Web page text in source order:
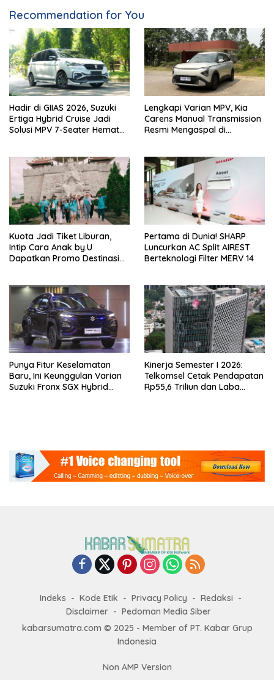
Recommendation for You
Hadir di GIIAS 2026, Suzuki
Ertiga Hybrid Cruise Jadi
Solusi MPV 7-Seater Hemat
Lengkapi Varian MPV, Kia
Carens Manual Transmission
Resmi Mengaspal di
Kuota Jadi Tiket Liburan,
Intip Cara Anak by.U
Dapatkan Promo Destinasi
Pertama di Dunia! SHARP
Luncurkan AC Split AIREST
Berteknologi Filter MERV 14
Punya Fitur Keselamatan
Baru, Ini Keunggulan Varian
Suzuki Fronx SGX Hybrid
Kinerja Semester I 2026:
Telkomsel Cetak Pendapatan
Rp55,6 Triliun dan Laba
Indeks Kode Etik Privacy Policy
Redaksi
Disclaimer
Pedoman Media Siber
kabarsumatra.com © 2025 - Member of PT. Kabar Grup
Indonesia
Non AMP Version